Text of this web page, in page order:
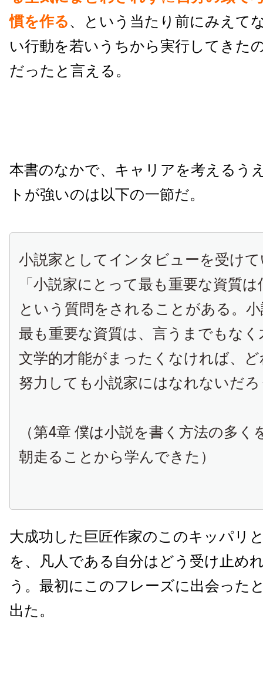
慣を作る、という当たり前にみえて
い行動を若いうちから実行してきた
だったと言える。
本書のなかで、キャリアを考えるう
トが強いのは以下の一節だ。
小説家としてインタビューを受け
「小説家にとって最も重要な資質
という質問をされることがある。
最も重要な資質は、言うまでもな
文学的才能がまったくなければ、
努力しても小説家にはなれないだ
（第4章 僕は小説を書く方法の多く
朝走ることから学んできた ）
大成功した巨匠作家のこのキッパリ
を、凡人である自分はどう受け止め
う。最初にこのフレーズに出会った
出た。